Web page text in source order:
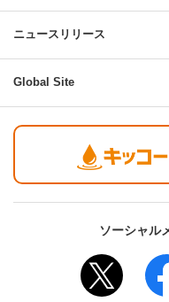
ニュースリリース
Global Site
ソーシャル